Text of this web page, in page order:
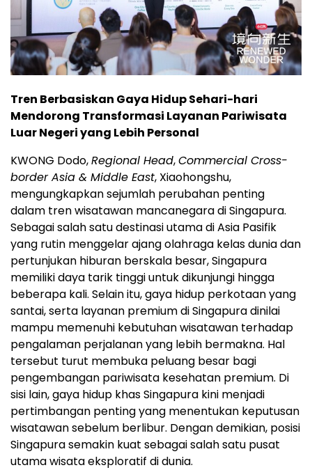
Tren Berbasiskan Gaya Hidup Sehari-hari
Mendorong Transformasi Layanan Pariwisata
Luar Negeri yang Lebih Personal
KWONG Dodo,Regional Head,Commercial Cross-
border Asia & Middle East, Xiaohongshu,
mengungkapkan sejumlah perubahan penting
dalam tren wisatawan mancanegara di Singapura.
Sebagai salah satu destinasi utama di Asia Pasifik
yang rutin menggelar ajang olahraga kelas dunia dan
pertunjukan hiburan berskala besar, Singapura
memiliki daya tarik tinggi untuk dikunjungi hingga
beberapa kali. Selain itu, gaya hidup perkotaan yang
santai, serta layanan premium di Singapura dinilai
mampu memenuhi kebutuhan wisatawan terhadap
pengalaman perjalanan yang lebih bermakna. Hal
tersebut turut membuka peluang besar bagi
pengembangan pariwisata kesehatan premium. Di
sisi lain, gaya hidup khas Singapura kini menjadi
pertimbangan penting yang menentukan keputusan
wisatawan sebelum berlibur. Dengan demikian, posisi
Singapura semakin kuat sebagai salah satu pusat
utama wisata eksploratif di dunia.